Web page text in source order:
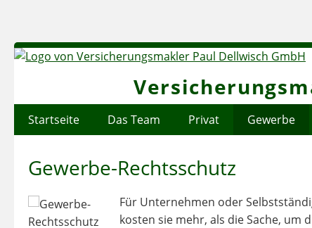
Startseite Das Team Privat Gewerbe
Gewerbe-Rechtsschutz
Für Unternehmen oder
kosten sie mehr, als die Sache, um